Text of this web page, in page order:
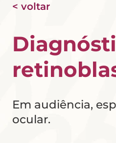
< voltar
Em audiência,
ocular.